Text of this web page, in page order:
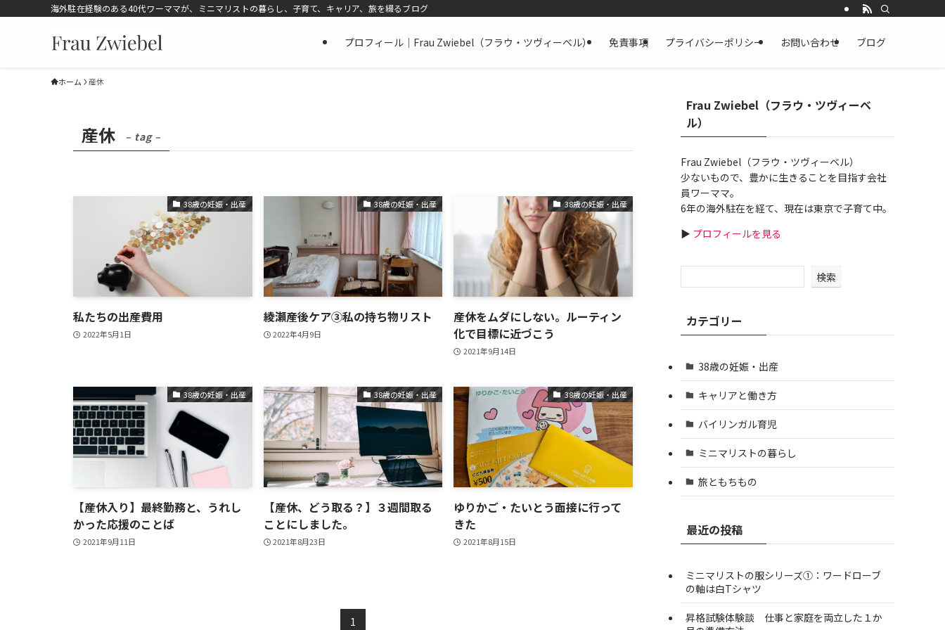
海外駐在経験のある40代ワーママが、ミニマリストの暮らし、子育て、キャリア、旅を綴るブログ
プロフィール｜Frau Zwiebel（フラウ・ツヴィーベル） 免責事項 プライバシーポリシー お問い合わせ ブログ
ホーム 産休
産休 – tag –
38歳の妊娠・出産
私たちの出産費用
2022年5月1日
38歳の妊娠・出産
綾瀬産後ケア③私の持ち物リスト
2022年4月9日
38歳の妊娠・出産
産休をムダにしない。ルーティン
化で目標に近づこう
2021年9月14日
38歳の妊娠・出産
【産休入り】最終勤務と、うれし
かった応援のことば
2021年9月11日
38歳の妊娠・出産
【産休、どう取る？】３週間取る
ことにしました。
2021年8月23日
38歳の妊娠・出産
ゆりかご・たいとう面接に行って
きた
2021年8月15日
1
Frau Zwiebel（フラウ・ツヴィーベ
ル）
Frau Zwiebel（フラウ・ツヴィーベル）
少ないもので、豊かに生きることを目指す会社
員ワーママ。
6年の海外駐在を経て、現在は東京で子育て中。
▶ プロフィールを見る
検索
カテゴリー
38歳の妊娠・出産
キャリアと働き方
バイリンガル育児
ミニマリストの暮らし
旅ともちもの
最近の投稿
ミニマリストの服シリーズ①：ワードローブ
の軸は白Tシャツ
昇格試験体験談 仕事と家庭を両立した１か